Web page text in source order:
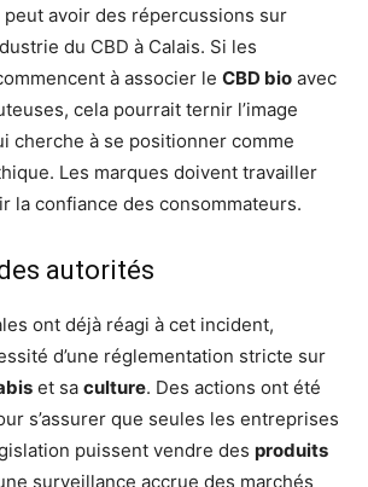
peut avoir des répercussions sur
du CBD à Calais. Si les
à associer le CBD bio avec
cela pourrait ternir l’image
cherche à se positionner comme
Les marques doivent travailler
la confiance des consommateurs.
autorités
ont déjà réagi à cet incident,
d’une réglementation stricte sur
et sa culture. Des actions ont été
s’assurer que seules les entreprises
puissent vendre des produits
surveillance accrue des marchés